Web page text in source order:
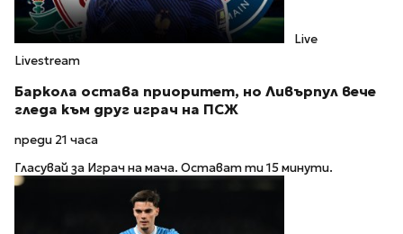
Live
Livestream
Баркола остава приоритет, но Ливърпул вече
гледа към друг играч на ПСЖ
преди 21 часа
Гласувай за Играч на мача. Остават ти 15 минути.